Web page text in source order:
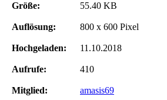
Größe: 55.40 KB
Auflösung: 800 x 600 Pixel
Hochgeladen: 11.10.2018
Aufrufe: 410
Mitglied: amasis69